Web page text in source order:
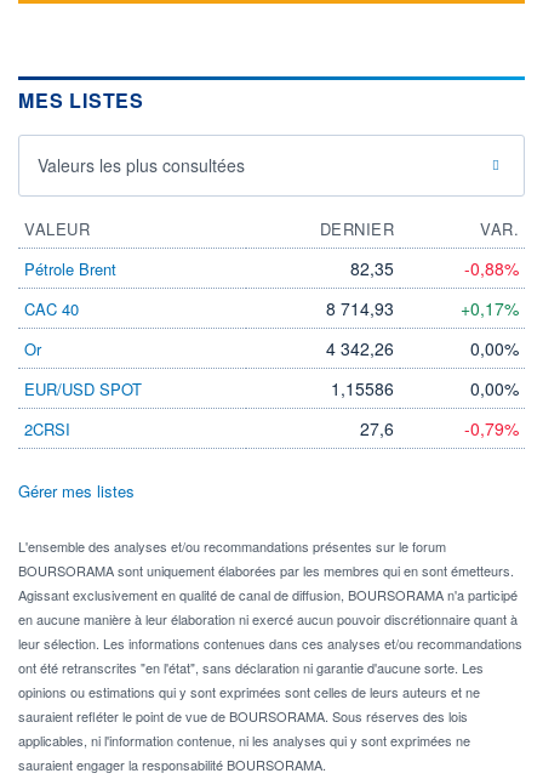
MES LISTES
Valeurs les plus consultées
VALEUR DERNIER
VAR.
Pétrole Brent
82,35 -0,88%
CAC 40 8 714,93 +0,17%
Or 4 342,26 0,00%
EUR/USD SPOT 1,15586 0,00%
2CRSI 27,6 -0,79%
Gérer mes listes
L'ensemble des analyses et/ou recommandations présentes sur le forum
BOURSORAMA sont uniquement élaborées par les membres qui en sont émetteurs.
Agissant exclusivement en qualité de canal de diffusion, BOURSORAMA n'a participé
en aucune manière à leur élaboration ni exercé aucun pouvoir discrétionnaire quant à
leur sélection. Les informations contenues dans ces analyses et/ou recommandations
ont été retranscrites "en l'état", sans déclaration ni garantie d'aucune sorte. Les
opinions ou estimations qui y sont exprimées sont celles de leurs auteurs et ne
sauraient refléter le point de vue de BOURSORAMA. Sous réserves des lois
applicables, ni l'information contenue, ni les analyses qui y sont exprimées ne
sauraient engager la responsabilité BOURSORAMA.